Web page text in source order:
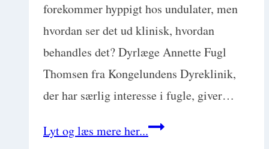
forekommer hyppigt hos undulater, men
hvordan ser det ud klinisk, hvordan
behandles det? Dyrlæge Annette Fugl
Thomsen fra Kongelundens Dyreklinik,
der har særlig interesse i fugle, giver…
Lyt og læs mere her...Basic